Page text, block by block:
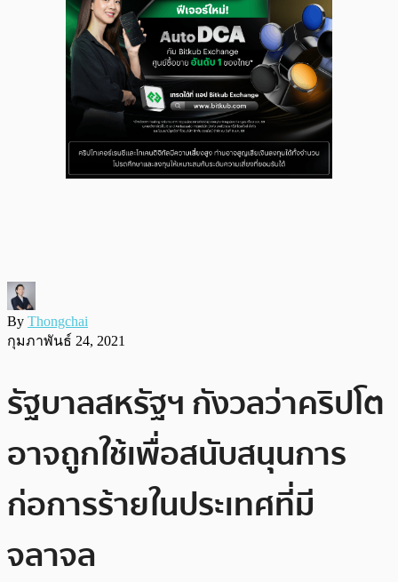
By Thongchai
กุมภาพันธ์ 24, 2021
รัฐบาลสหรัฐฯ กังวลว่าคริปโต
อาจถูกใช้เพื่อสนับสนุนการ
ก่อการร้ายในประเทศที่มี
จลาจล